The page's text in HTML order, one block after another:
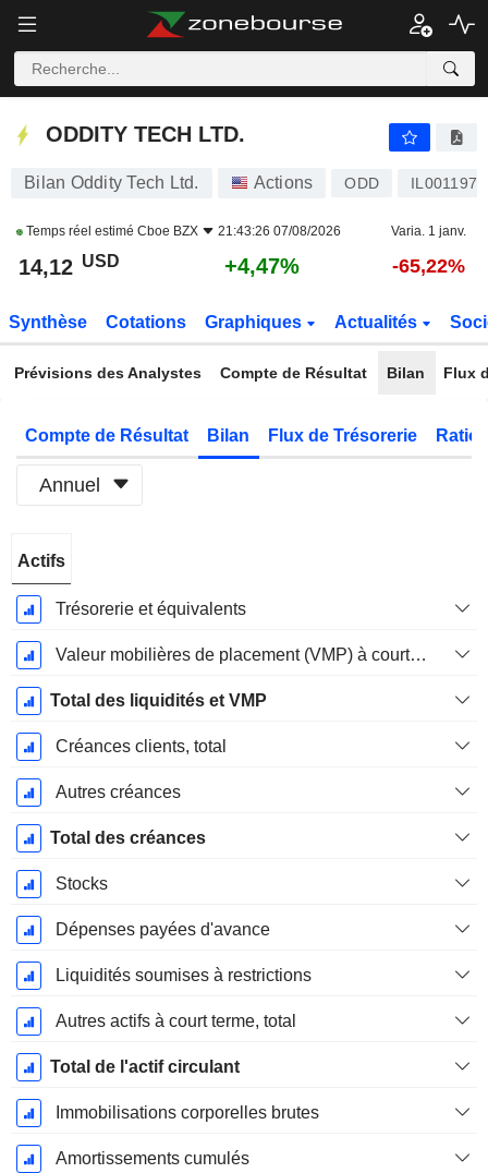
ODDITY TECH LTD.
ODDITY TECH LTD.
Bilan Oddity Tech Ltd. Actions ODD
Temps réel estimé Cboe BZX 21:43:26 07/08/2026 Varia. 1 janv.
14,12 USD +4,47% -65,22%
Synthèse Cotations Graphiques Actualités
Prévisions des Analystes Compte de Résultat Bilan Flux
Compte de Résultat Bilan Flux de Trésorerie
Annuel
Fiscale:
Décembre
Actifs
Trésorerie et équivalents
Valeur mobilières de placement (VMP) à court terme
Total des liquidités et VMP
Créances clients, total
Autres créances
Total des créances
Stocks
Dépenses payées d'avance
Liquidités soumises à restrictions
Autres actifs à court terme, total
Total de l'actif circulant
Immobilisations corporelles brutes
Amortissements cumulés